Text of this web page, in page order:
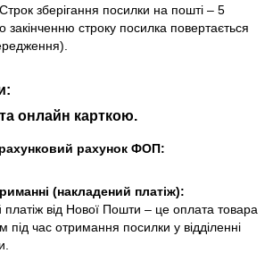
зберігання посилки на пошті – 5
закінченню строку посилка повертається
онлайн карткою.
рахунок ФОП:
(накладений платіж):
від Нової Пошти – це оплата товара
під час отримання посилки у відділенні